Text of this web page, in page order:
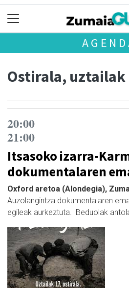
Ostirala, uztailak
20:00
21:00
Itsasoko izarra-
dokumentalaren
Oxford aretoa (Alondegia),
Auzolangintza dokumentalaren
egileak aurkeztuta. Beduolak